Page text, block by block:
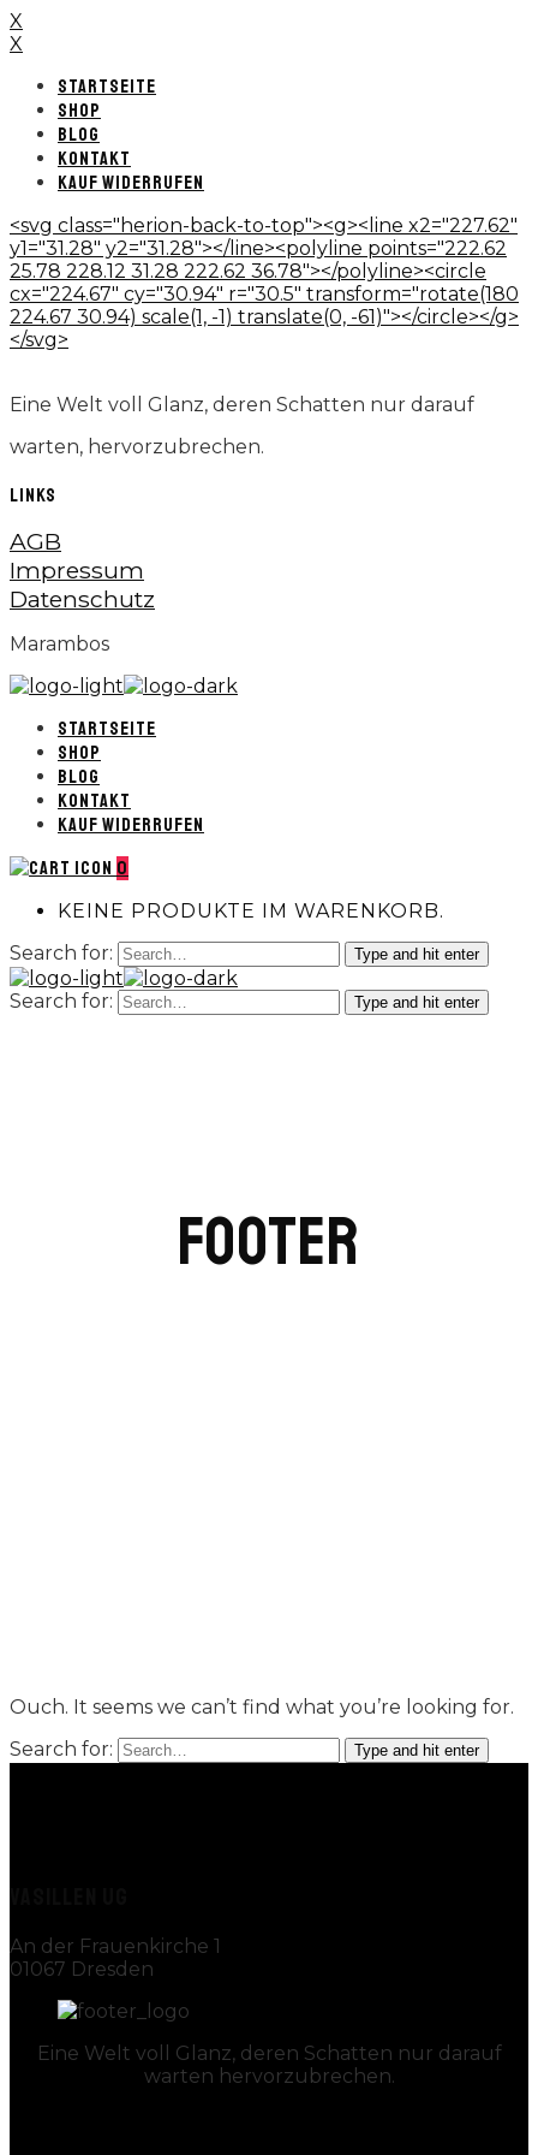
X
X
STARTSEITE
SHOP
BLOG
KONTAKT
KAUF WIDERRUFEN
<svg class="herion-back-to-top"><g><line x2="227.62"
y1="31.28" y2="31.28"></line><polyline points="222.62
25.78 228.12 31.28 222.62 36.78"></polyline><circle
cx="224.67" cy="30.94" r="30.5" transform="rotate(180
224.67 30.94) scale(1, -1) translate(0, -61)"></circle></g>
</svg>
Eine Welt voll Glanz, deren Schatten nur darauf
warten, hervorzubrechen.
LINKS
AGB
Impressum
Datenschutz
Marambos
STARTSEITE
SHOP
BLOG
KONTAKT
KAUF WIDERRUFEN
0
KEINE PRODUKTE IM WARENKORB.
Search for:
Type and hit enter
Search for: Type and hit enter
FOOTER
Ouch. It seems we can’t find what you’re looking for.
Search for:
Type and hit enter
An der Frauenkirche 1
01067 Dresden
Eine Welt voll Glanz, deren Schatten nur darauf
warten hervorzubrechen.